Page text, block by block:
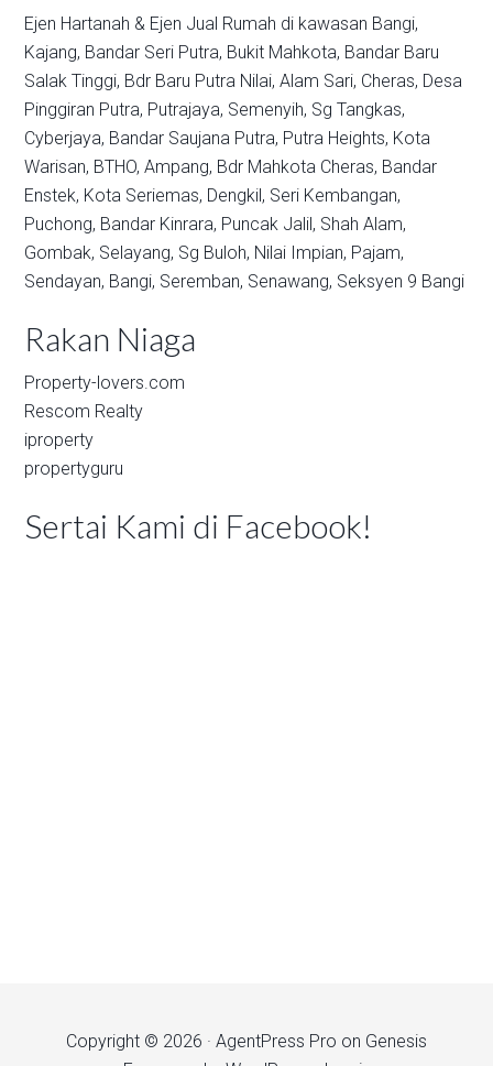
Ejen Hartanah & Ejen Jual Rumah di kawasan Bangi,
Kajang, Bandar Seri Putra, Bukit Mahkota, Bandar Baru
Salak Tinggi, Bdr Baru Putra Nilai, Alam Sari, Cheras, Desa
Pinggiran Putra, Putrajaya, Semenyih, Sg Tangkas,
Cyberjaya, Bandar Saujana Putra, Putra Heights, Kota
Warisan, BTHO, Ampang, Bdr Mahkota Cheras, Bandar
Enstek, Kota Seriemas, Dengkil, Seri Kembangan,
Puchong, Bandar Kinrara, Puncak Jalil, Shah Alam,
Gombak, Selayang, Sg Buloh, Nilai Impian, Pajam,
Sendayan, Bangi, Seremban, Senawang, Seksyen 9 Bangi
Rakan Niaga
Property-lovers.com
Rescom Realty
iproperty
propertyguru
Sertai Kami di Facebook!
Copyright © 2026 · AgentPress Pro on Genesis